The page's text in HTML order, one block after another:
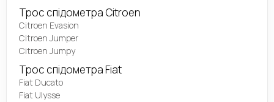
Трос спідометра Citroen
Citroen Evasion
Citroen Jumper
Citroen Jumpy
Трос спідометра Fiat
Fiat Ducato
Fiat Ulysse